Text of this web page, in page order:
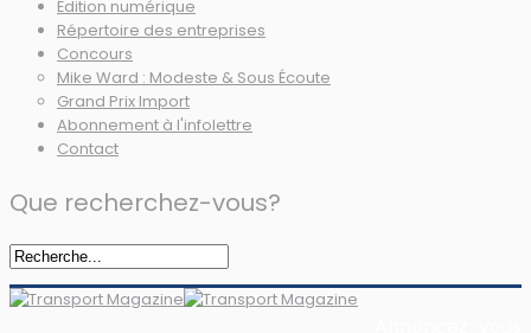
Édition numérique
Répertoire des entreprises
Concours
Mike Ward : Modeste & Sous Écoute
Grand Prix Import
Abonnement à l'infolettre
Contact
Que recherchez-vous?